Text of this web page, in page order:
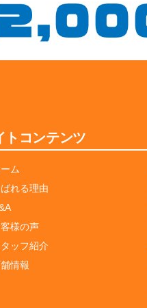
トコンテンツ
ム
れる理由
様の声
ッフ紹介
情報